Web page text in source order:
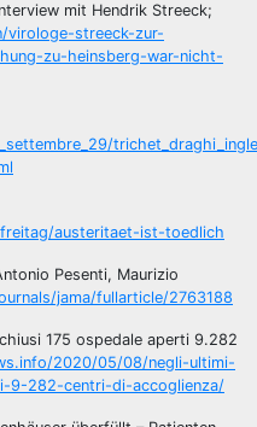
mit Hendrik Streeck;
virologe-streeck-zur-
zu-heinsberg-war-nicht-
austeritaet-ist-toedlich
Pesenti, Maurizio
jama/fullarticle/2763188
175 ospedale aperti 9.282
2020/05/08/negli-ultimi-
9-282-centri-di-accoglienza/